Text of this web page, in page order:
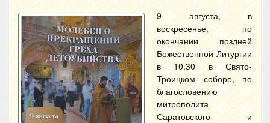
9 августа, в
воскресенье, по
окончании поздней
Божественной Литургии
в 10.30 в Свято-
Троицком соборе, по
благословению
митрополита
Саратовского и